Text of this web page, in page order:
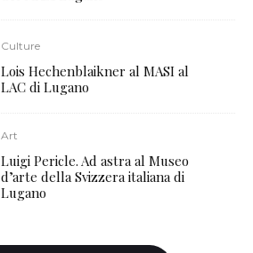
Culture
Lois Hechenblaikner al MASI al
LAC di Lugano
Art
Luigi Pericle. Ad astra al Museo
d’arte della Svizzera italiana di
Lugano